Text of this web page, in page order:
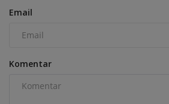
Email
Komentar